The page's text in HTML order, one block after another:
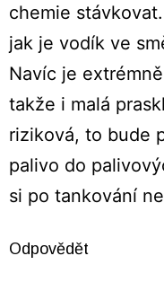
chemie
jak je vodík ve
Navíc je
takže i malá
riziková, to bude
palivo do
si po tankování
Odpovědět